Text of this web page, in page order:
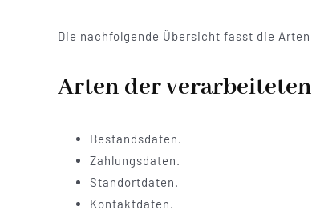
Die nachfolgende Übersicht fasst die
Arten der
Bestandsdaten.
Zahlungsdaten.
Standortdaten.
Kontaktdaten.